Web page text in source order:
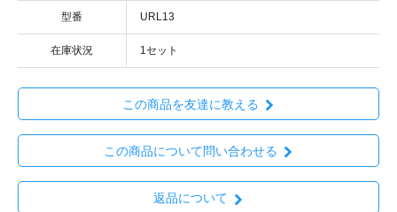
型番 URL13
在庫状況 1セット
この商品を友達に教える
この商品について問い合わせる
返品について